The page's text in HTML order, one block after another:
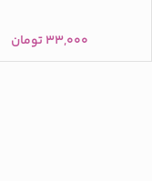
۳۳,۰۰۰تومان